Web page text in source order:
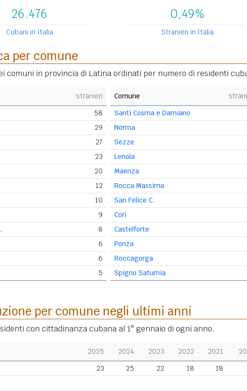
26.476
Cubani in Italia
0,49%
Stranieri in Italia
per comune
comuni in provincia di Latina ordinati per numero di residenti
stranieri
58
29
27
23
20
12
10
9
8
6
6
5
Comune
Santi Cosma e Damiano
Norma
Sezze
Lenola
Maenza
Rocca Massima
San Felice C.
Cori
Castelforte
Ponza
Roccagorga
Spigno Saturnia
per comune negli ultimi anni
con cittadinanza cubana al 1° gennaio di ogni anno.
2025 2024 2023 2022 2021
23 25 22 18 18